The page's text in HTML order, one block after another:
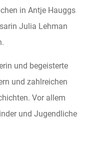
in Antje Hauggs
Julia Lehman
und begeisterte
und zahlreichen
Vor allem
und Jugendliche